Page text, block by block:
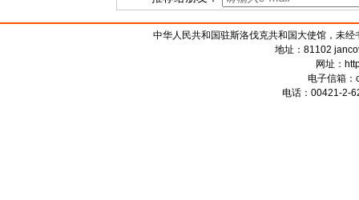
中华人民共和国驻斯洛伐克共和国大使馆，未
地址：81102
网址：
电子信箱：
电话：00421-2-